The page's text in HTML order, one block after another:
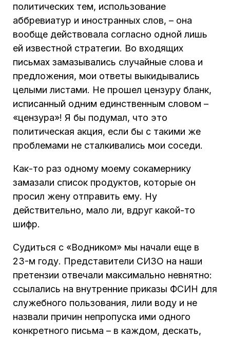
политических тем, использование
аббревиатур и иностранных слов, – она
вообще действовала согласно одной лишь
ей известной стратегии. Во входящих
письмах замазывались случайные слова и
предложения, мои ответы выкидывались
целыми листами. Не прошел цензуру бланк,
исписанный одним единственным словом –
«цензура»! Я бы подумал, что это
политическая акция, если бы с такими же
проблемами не сталкивались мои соседи.
Как-то раз одному моему сокамернику
замазали список продуктов, которые он
просил жену отправить ему. Ну
действительно, мало ли, вдруг какой-то
шифр.
Судиться с «Водником» мы начали еще в
23-м году. Представители СИЗО на наши
претензии отвечали максимально невнятно:
ссылались на внутренние приказы ФСИН для
служебного пользования, лили воду и не
назвали причин непропуска ими одного
конкретного письма – в каждом, дескать,